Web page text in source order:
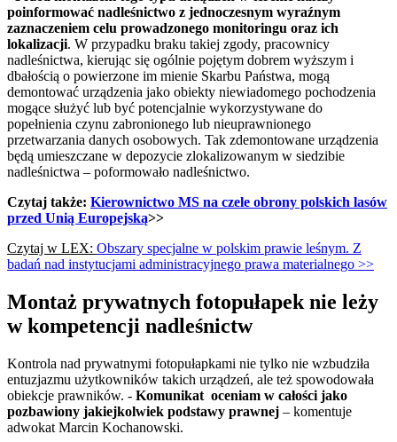
poinformować nadleśnictwo z jednoczesnym wyraźnym
zaznaczeniem celu prowadzonego monitoringu oraz ich
lokalizacji. W przypadku braku takiej zgody, pracownicy
nadleśnictwa, kierując się ogólnie pojętym dobrem wyższym i
dbałością o powierzone im mienie Skarbu Państwa, mogą
demontować urządzenia jako obiekty niewiadomego pochodzenia
mogące służyć lub być potencjalnie wykorzystywane do
popełnienia czynu zabronionego lub nieuprawnionego
przetwarzania danych osobowych. Tak zdemontowane urządzenia
będą umieszczane w depozycie zlokalizowanym w siedzibie
nadleśnictwa – poformowało nadleśnictwo.
Czytaj także: Kierownictwo MS na czele obrony polskich lasów
przed Unią Europejską>>
Czytaj w LEX: Obszary specjalne w polskim prawie leśnym. Z
badań nad instytucjami administracyjnego prawa materialnego >>
Montaż prywatnych fotopułapek nie leży
w kompetencji nadleśnictw
Kontrola nad prywatnymi fotopułapkami nie tylko nie wzbudziła
entuzjazmu użytkowników takich urządzeń, ale też spowodowała
obiekcje prawników. - Komunikat oceniam w całości jako
pozbawiony jakiejkolwiek podstawy prawnej – komentuje
adwokat Marcin Kochanowski.